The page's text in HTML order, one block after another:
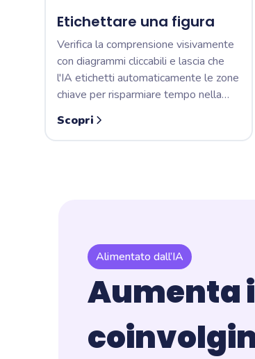
Etichettare una figura
Verifica la comprensione visivamente
con diagrammi cliccabili e lascia che
l'IA etichetti automaticamente le zone
chiave per risparmiare tempo nella
Scopri
Alimentato dall’IA
Aumenta